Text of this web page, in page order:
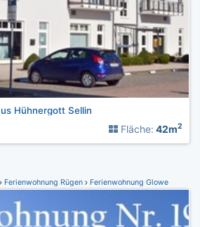
Hühnergott Sellin
Fläche: 42m2
Ferienwohnung Rügen Ferienwohnung Glowe